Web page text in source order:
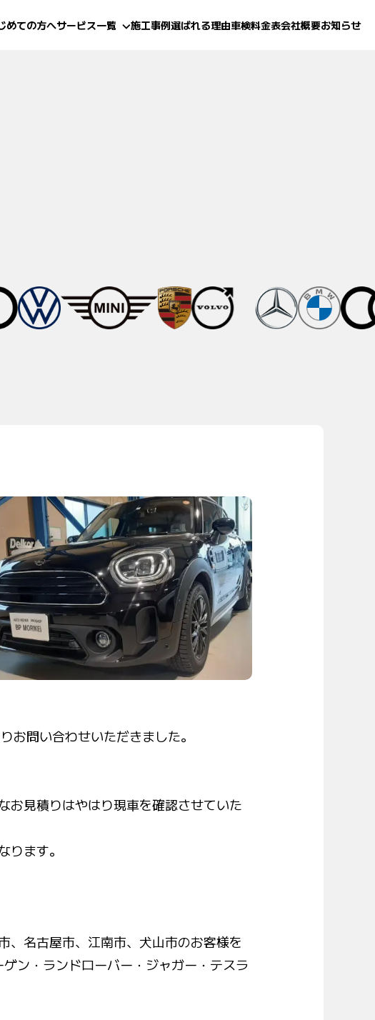
めての方へサービス一覧 施工事例選ばれる理由車検料金表会社概要お知らせ
お問い合わせいただきました。
お見積りはやはり現車を確認させていた
ます。
、名古屋市、江南市、犬山市のお客様を
ゲン・ランドローバー・ジャガー・テスラ